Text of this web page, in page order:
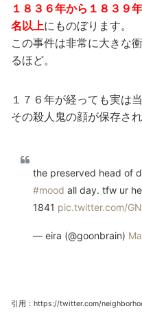
１８３６年から１８３９
名以上にものぼります。
この事件は非常に大きな
るほど。
１７６年が経っても実は
その殺人鬼の顔が保存さ
the preserved head of
#mood all day. tfw ur
1841 pic.twitter.com/
— eira (@goonbrain)
引用：https://twitter.com/